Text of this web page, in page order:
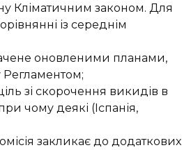
Кліматичним законом. Для
із середнім
оновленими планами,
Регламентом;
зі скорочення викидів в
чому деякі (Іспанія,
закликає до додаткових